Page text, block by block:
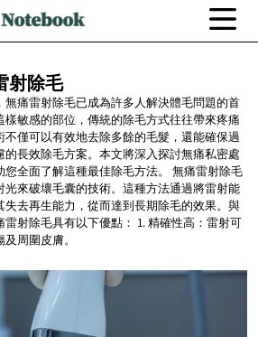
射除毛
痛雷射除毛已成為許多人解決體毛問題的首
敏感的部位，傳統的除毛方式往往帶來疼痛
僅可以有效地去除多餘的毛髮，還能確保過
長效除毛方案。本文將深入探討無痛私密處
全面了解這種最佳除毛方法。 無痛雷射除毛
來破壞毛囊的技術。這種方法通過將雷射能
去再生能力，從而達到長期除毛的效果。與
射除毛具有以下優點： 1. 精確性高：雷射可
周圍皮膚。